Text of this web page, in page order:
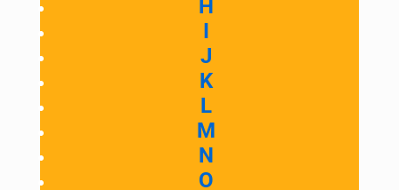
H
I
J
K
L
M
N
O